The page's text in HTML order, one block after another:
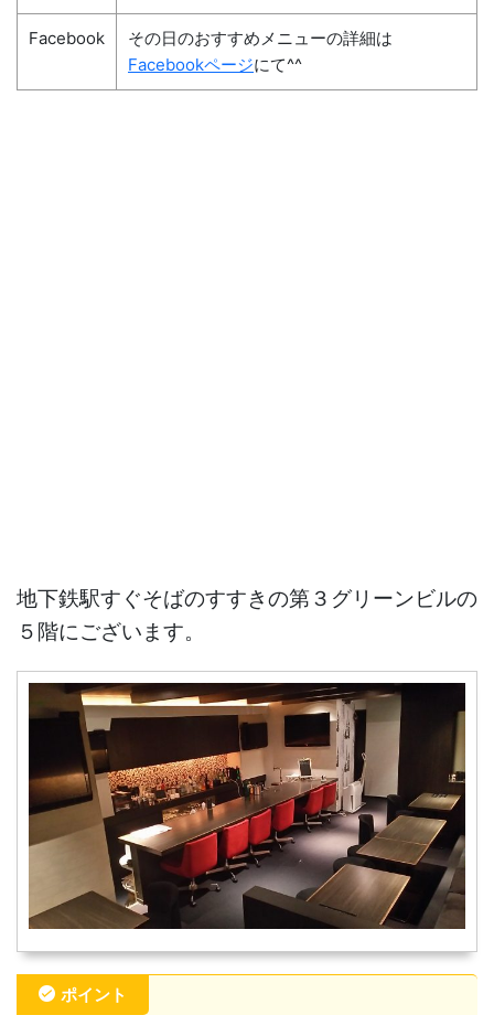
Facebook
その日のおすすめメニューの詳細は
Facebookページにて^^
地下鉄駅すぐそばのすすきの第３グリーンビルの
５階にございます。
ポイント